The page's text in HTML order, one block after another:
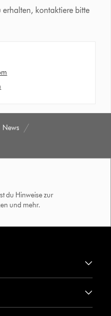
erhalten, kontaktiere bitte
News
du Hinweise zur
und mehr.